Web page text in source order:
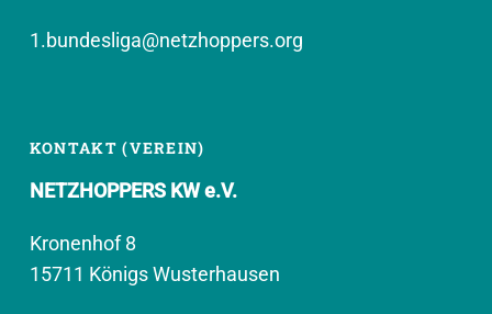
1.bundesliga@netzhoppers.org
KONTAKT (VEREIN)
NETZHOPPERS KW e.V.
Kronenhof 8
15711 Königs Wusterhausen